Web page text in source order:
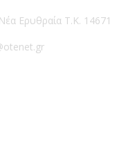
Ερυθραία Τ.Κ. 14671